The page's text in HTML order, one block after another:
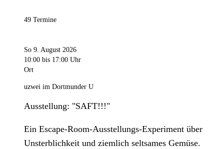
49 Termine
So 9. August 2026
10:00 bis 17:00 Uhr
Ort
uzwei im Dortmunder U
Ausstellung: "SAFT!!!"
Ein Escape-Room-Ausstellungs-Experiment über
Unsterblichkeit und ziemlich seltsames Gemüse.